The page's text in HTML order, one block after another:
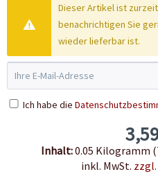
Dieser Artikel ist
benachrichtigen Sie
wieder lieferbar ist.
Ich habe die
Inhalt:0.05 Kilogramm
inkl. MwSt.